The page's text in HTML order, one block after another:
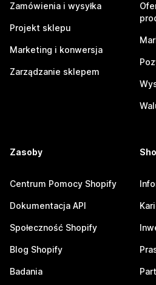
Zamówienia i wysyłka
Projekt sklepu
Marketing i konwersja
Zarządzanie sklepem
Zasoby
Centrum Pomocy Shopify
Dokumentacja API
Społeczność Shopify
Blog Shopify
Badania